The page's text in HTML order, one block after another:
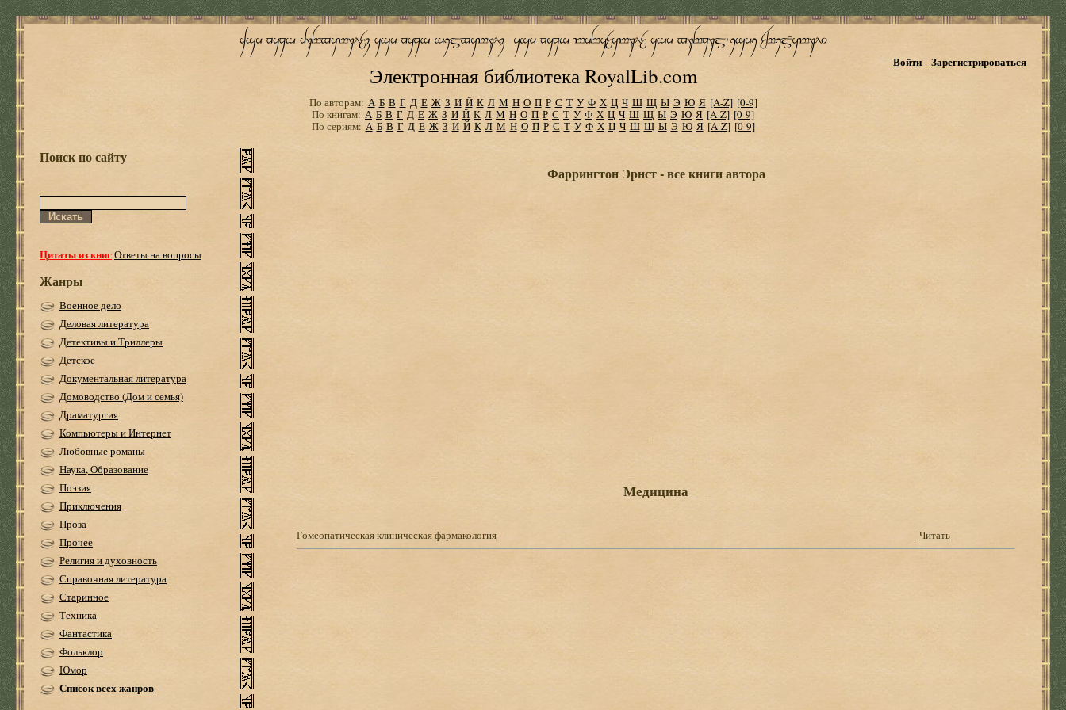
Электронная библиотека RoyalLib.com
Войти Зарегистрироваться
По авторам: А Б В Г Д Е Ж З И Й К Л М Н О П Р С Т У Ф Х Ц Ч Ш Щ Ы Э Ю Я [A-Z] [0-9]
По книгам: А Б В Г Д Е Ж З И Й К Л М Н О П Р С Т У Ф Х Ц Ч Ш Щ Ы Э Ю Я [A-Z] [0-9]
По сериям: А Б В Г Д Е Ж З И Й К Л М Н О П Р С Т У Ф Х Ц Ч Ш Щ Ы Э Ю Я [A-Z] [0-9]
Поиск по сайту
Цитаты из книгОтветы на вопросы
Жанры
Военное дело
Деловая литература
Детективы и Триллеры
Детское
Документальная литература
Домоводство (Дом и семья)
Драматургия
Компьютеры и Интернет
Любовные романы
Наука, Образование
Поэзия
Приключения
Проза
Прочее
Религия и духовность
Справочная литература
Старинное
Техника
Фантастика
Фольклор
Юмор
Список всех жанров
Фаррингтон Эрнст - все книги автора
Медицина
Гомеопатическая клиническая фармакология Читать